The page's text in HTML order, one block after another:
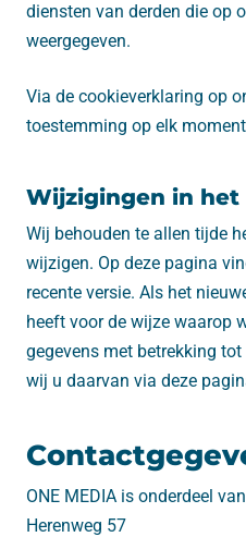
diensten van derden die op
weergegeven.
Via de cookieverklaring op
toestemming op elk
Wijzigingen in het
Wij behouden te allen tijde
wijzigen. Op deze pagina
recente versie. Als het
heeft voor de wijze waarop
gegevens met betrekking
wij u daarvan via deze
ONE MEDIA is onderdeel
Herenweg 57